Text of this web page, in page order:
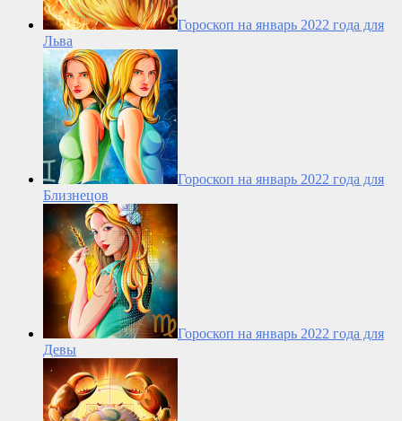
Гороскоп на январь 2022 года для
Льва
Гороскоп на январь 2022 года для
Близнецов
Гороскоп на январь 2022 года для
Девы